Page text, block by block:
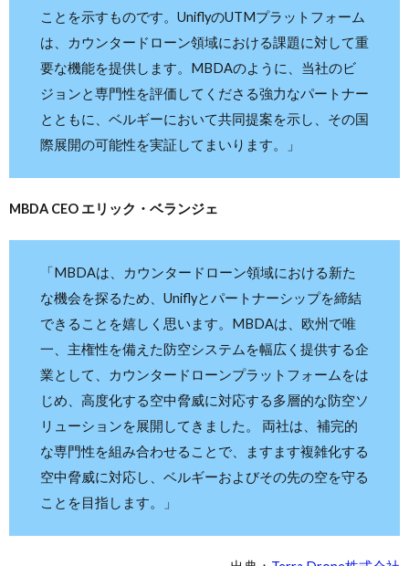
ことを示すものです。UniflyのUTMプラットフォーム
は、カウンタードローン領域における課題に対して重
要な機能を提供します。MBDAのように、当社のビ
ジョンと専門性を評価してくださる強力なパートナー
とともに、ベルギーにおいて共同提案を示し、その国
際展開の可能性を実証してまいります。」
MBDA CEO エリック・ベランジェ
「MBDAは、カウンタードローン領域における新た
な機会を探るため、Uniflyとパートナーシップを締結
できることを嬉しく思います。MBDAは、欧州で唯
一、主権性を備えた防空システムを幅広く提供する企
業として、カウンタードローンプラットフォームをは
じめ、高度化する空中脅威に対応する多層的な防空ソ
リューションを展開してきました。 両社は、補完的
な専門性を組み合わせることで、ますます複雑化する
空中脅威に対応し、ベルギーおよびその先の空を守る
ことを目指します。」